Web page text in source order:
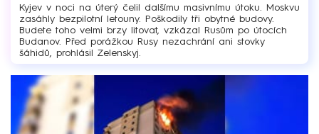
Kyjev v noci na úterý čelil dalšímu masivnímu útoku. Moskvu
zasáhly bezpilotní letouny. Poškodily tři obytné budovy.
Budete toho velmi brzy litovat, vzkázal Rusům po útocích
Budanov. Před porážkou Rusy nezachrání ani stovky
šáhidů, prohlásil Zelenskyj.